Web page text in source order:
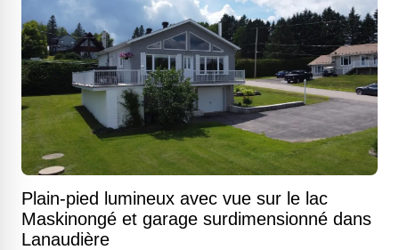
Plain-pied lumineux avec vue sur le lac
Maskinongé et garage surdimensionné dans
Lanaudière